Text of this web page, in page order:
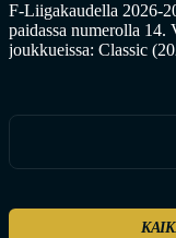
F-Liigakaudella 2026-
paidassa numerolla
joukkueissa: Classic